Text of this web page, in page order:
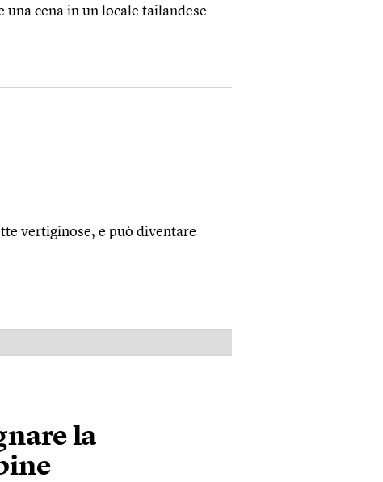
cena in un locale tailandese
vertiginose, e può diventare
la